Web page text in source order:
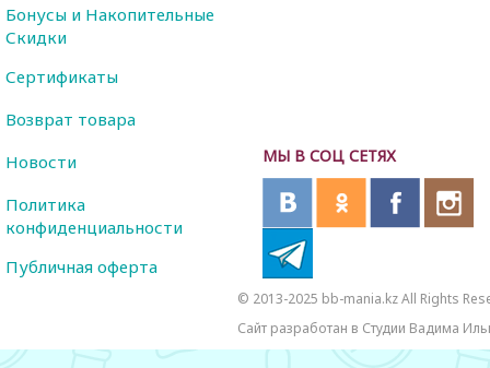
МЫ В СОЦ СЕТЯХ
Бонусы и Накопительные
Скидки
Сертификаты
Возврат товара
Новости
Политика
конфиденциальности
Публичная оферта
© 2013-2025 bb-mania.kz All Rights
Сайт разработан в Студии Вадима